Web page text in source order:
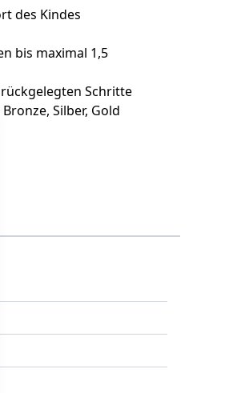
des Kindes
bis maximal 1,5
Schritte
Silber, Gold